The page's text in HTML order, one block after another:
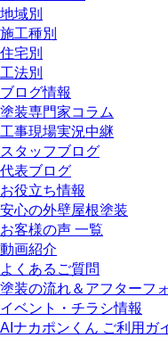
地域別
施工種別
住宅別
工法別
ブログ情報
塗装専門家コラム
工事現場実況中継
スタッフブログ
代表ブログ
お役立ち情報
安心の外壁屋根塗装
お客様の声 一覧
動画紹介
よくあるご質問
塗装の流れ＆アフターフ
イベント・チラシ情報
AIナカポンくん ご利用ガ